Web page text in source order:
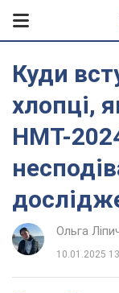
Куди
хлопці,
НМТ-
Ольга
10.01.2025